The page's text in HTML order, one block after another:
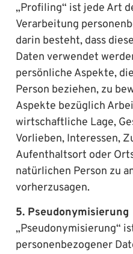
„Profiling“ ist jede Art
Verarbeitung
darin besteht, dass
Daten verwendet
persönliche Aspekte,
Person beziehen, zu
Aspekte bezüglich
wirtschaftliche Lage,
Vorlieben, Interessen,
Aufenthaltsort oder
natürlichen Person zu
vorherzusagen.
5. Pseudonymisierung
„Pseudonymisierung“
personenbezogener